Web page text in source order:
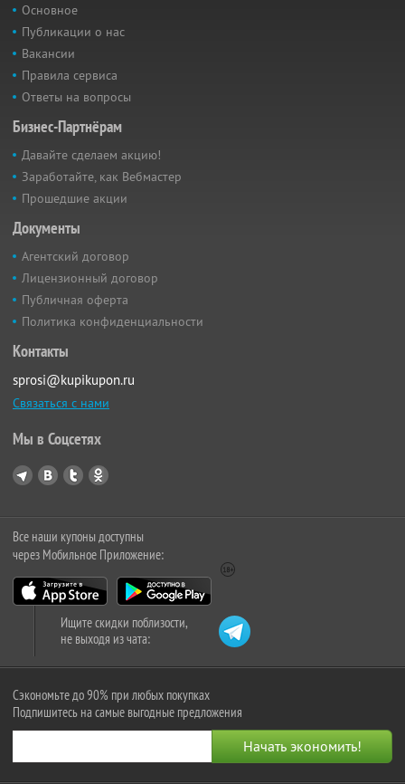
Основное
Публикации о нас
Вакансии
Правила сервиса
Ответы на вопросы
Бизнес-Партнёрам
Давайте сделаем акцию!
Заработайте, как Вебмастер
Прошедшие акции
Документы
Агентский договор
Лицензионный договор
Публичная оферта
Политика конфиденциальности
Контакты
sprosi@kupikupon.ru
Связаться с нами
Мы в Соцсетях
Все наши купоны доступны
через Мобильное Приложение:
Ищите скидки поблизости,
не выходя из чата:
Сэкономьте до 90% при любых покупках
Подпишитесь на самые выгодные предложения